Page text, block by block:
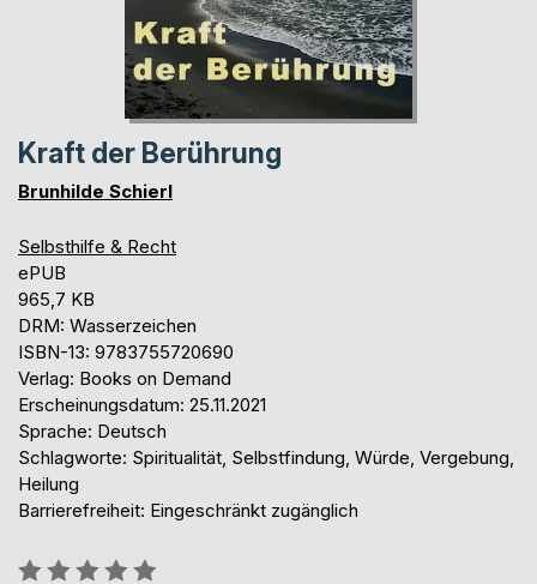
Kraft der Berührung
Brunhilde Schierl
Selbsthilfe & Recht
ePUB
965,7 KB
DRM: Wasserzeichen
ISBN-13: 9783755720690
Verlag: Books on Demand
Erscheinungsdatum: 25.11.2021
Sprache: Deutsch
Schlagworte: Spiritualität, Selbstfindung, Würde, Vergebung,
Heilung
Barrierefreiheit: Eingeschränkt zugänglich
Bewertung::